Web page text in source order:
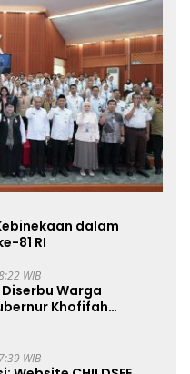
dalam
81 RI
WIB
Warga
Khofifah
WIB